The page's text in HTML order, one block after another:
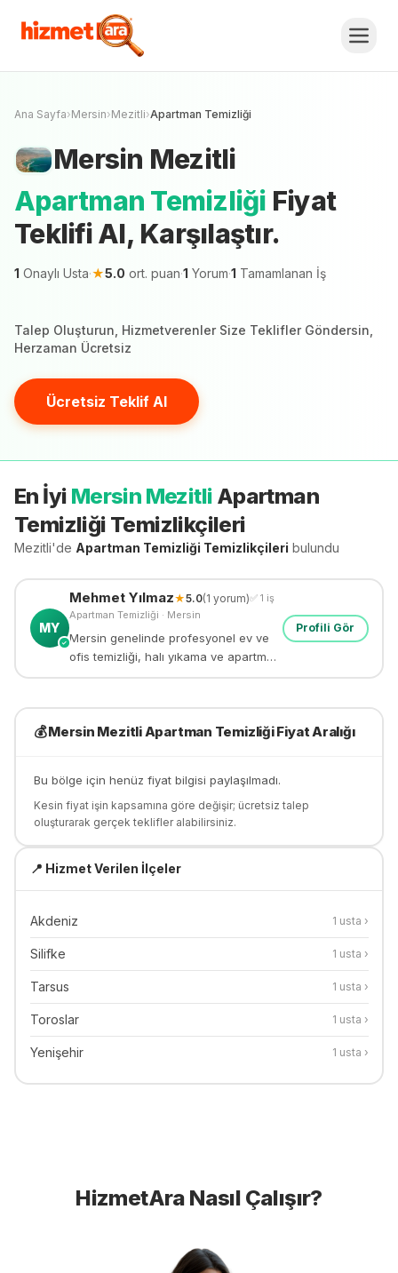
Apartman Temizliği
Teklifi Al, Karşılaştır.
Ücretsiz Teklif Al
Ana Sayfa›Mersin›Mezitli›Apartman Temizliği
Mersin Mezitli
Apartman Temizliği Fiyat
Teklifi Al, Karşılaştır.
1 Onaylı Usta·★5.0 ort. puan·1 Yorum·1 Tamamlanan İş
Talep Oluşturun, Hizmetverenler Size Teklifler Göndersin,
Herzaman Ücretsiz
Ücretsiz Teklif Al
En İyi Mersin Mezitli Apartman
Temizliği Temizlikçileri
Mezitli'de Apartman Temizliği Temizlikçileri bulundu
MY
✓
Mehmet Yılmaz★5.0(1 yorum)✅ 1 iş
Apartman Temizliği · Mersin
Mersin genelinde profesyonel ev ve
ofis temizliği, halı yıkama ve apartman
temizliği yapıyorum. 8 yıllık deneyim.
Profili Gör
💰Mersin MezitliApartman TemizliğiFiyat Aralığı
Bu bölge için henüz fiyat bilgisi paylaşılmadı.
Kesin fiyat işin kapsamına göre değişir; ücretsiz talep
oluşturarak gerçek teklifler alabilirsiniz.
📍 Hizmet Verilen İlçeler
Akdeniz 1 usta ›
Silifke 1 usta ›
Tarsus 1 usta ›
Toroslar 1 usta ›
Yenişehir 1 usta ›
HizmetAra Nasıl Çalışır?